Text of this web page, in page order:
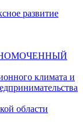
развитие
климата и
области